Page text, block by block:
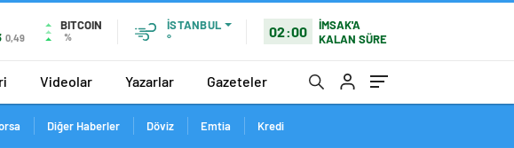
0,49
BITCOIN
%
İSTANBUL
°
02:00
İMSAK'A
KALAN SÜRE
Videolar Yazarlar Gazeteler
Diğer Haberler Döviz Emtia Kredi